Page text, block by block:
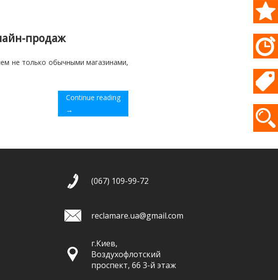
продаж
не только обычными магазинами,
Continue reading
→
(067) 109-99-72
reclamare.ua@gmail.com
г.Киев,
Воздухофлотский
проспект, 66 3-й этаж